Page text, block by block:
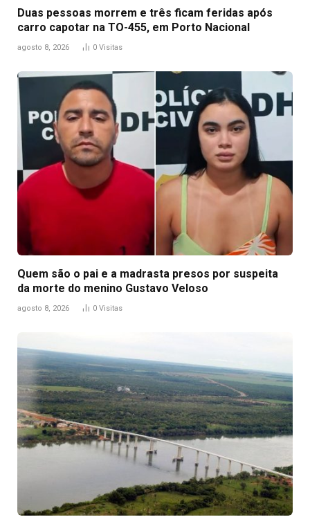
Duas pessoas morrem e três ficam feridas após
carro capotar na TO-455, em Porto Nacional
agosto 8, 2026 0 Visitas
Quem são o pai e a madrasta presos por suspeita
da morte do menino Gustavo Veloso
agosto 8, 2026 0 Visitas